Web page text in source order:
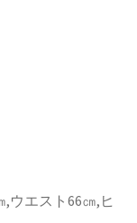
エスト66㎝,ヒ